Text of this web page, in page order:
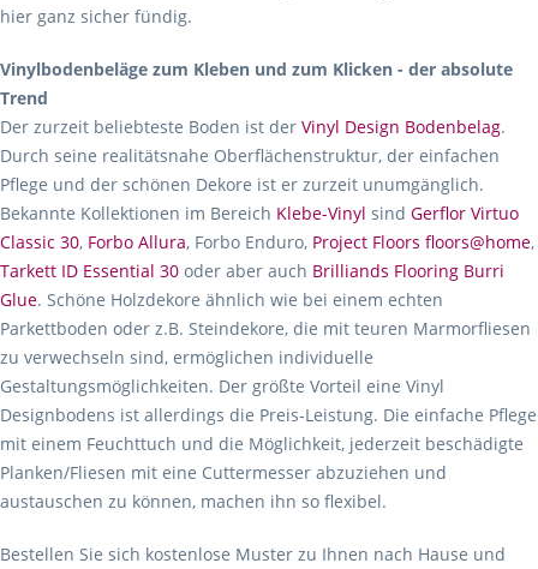
hier ganz sicher fündig.
Vinylbodenbeläge zum Kleben und zum Klicken - der absolute
Trend
Der zurzeit beliebteste Boden ist der Vinyl Design Bodenbelag.
Durch seine realitätsnahe Oberflächenstruktur, der einfachen
Pflege und der schönen Dekore ist er zurzeit unumgänglich.
Bekannte Kollektionen im Bereich Klebe-Vinyl sind Gerflor Virtuo
Classic 30, Forbo Allura, Forbo Enduro, Project Floors floors@home,
Tarkett ID Essential 30 oder aber auch Brilliands Flooring Burri
Glue. Schöne Holzdekore ähnlich wie bei einem echten
Parkettboden oder z.B. Steindekore, die mit teuren Marmorfliesen
zu verwechseln sind, ermöglichen individuelle
Gestaltungsmöglichkeiten. Der größte Vorteil eine Vinyl
Designbodens ist allerdings die Preis-Leistung. Die einfache Pflege
mit einem Feuchttuch und die Möglichkeit, jederzeit beschädigte
Planken/Fliesen mit eine Cuttermesser abzuziehen und
austauschen zu können, machen ihn so flexibel.
Bestellen Sie sich kostenlose Muster zu Ihnen nach Hause und